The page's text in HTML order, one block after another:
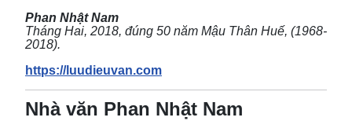
Phan Nhật Nam
Tháng Hai, 2018, đúng 50 năm Mậu Thân Huế, (1968-
2018).
https://luudieuvan.com
Nhà văn Phan Nhật Nam